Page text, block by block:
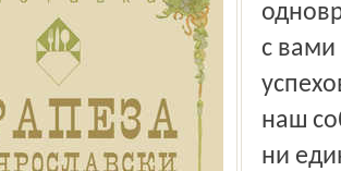
с вами
наш
ни